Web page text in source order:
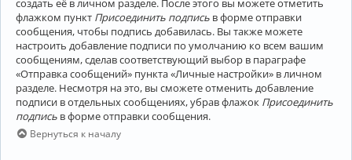
флажком пункт Присоединить подпись в форме отправки
сообщения, чтобы подпись добавилась. Вы также можете
настроить добавление подписи по умолчанию ко всем вашим
сообщениям, сделав соответствующий выбор в параграфе
«Отправка сообщений» пункта «Личные настройки» в личном
разделе. Несмотря на это, вы сможете отменить добавление
подписи в отдельных сообщениях, убрав флажок Присоединить
подпись в форме отправки сообщения.
Вернуться к началу